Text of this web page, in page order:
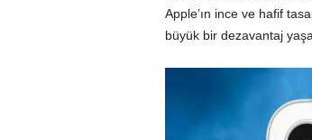
Apple’ın ince ve hafif
büyük bir dezavantaj